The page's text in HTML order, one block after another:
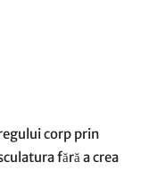
corp prin
fără a crea